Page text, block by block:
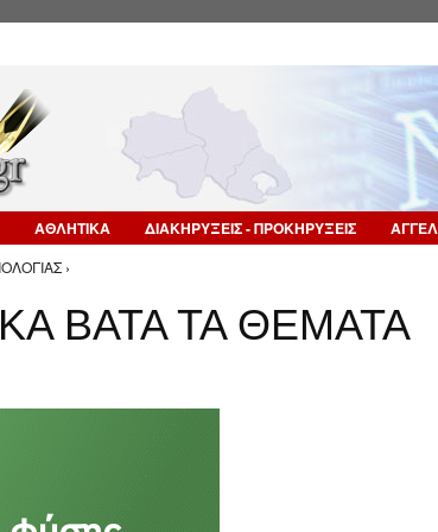
ΑΘΛΗΤΙΚΑ ΔΙΑΚΗΡΥΞΕΙΣ - ΠΡΟΚΗΡΥΞΕΙΣ
›
ΒΑΤΑ ΤΑ ΘΕΜΑΤΑ